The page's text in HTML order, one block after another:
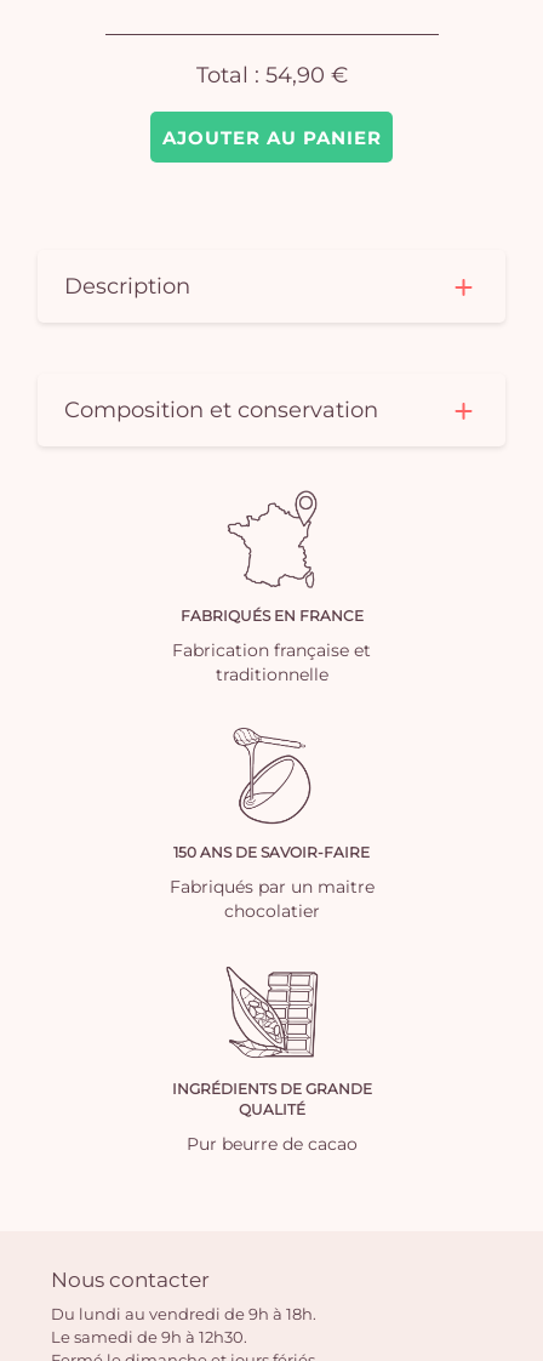
AJOUTER AU PANIER
Total : 54,90 €
Description
Composition et conservation
FABRIQUÉS EN FRANCE
Fabrication française et
traditionnelle
150 ANS DE SAVOIR-FAIRE
Fabriqués par un maitre
chocolatier
INGRÉDIENTS DE GRANDE
QUALITÉ
Pur beurre de cacao
Nous contacter
Du lundi au vendredi de 9h à 18h.
Le samedi de 9h à 12h30.